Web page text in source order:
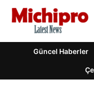
Güncel Haberler